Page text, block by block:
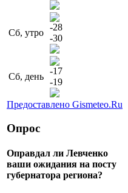
Сб, утро
-28
-30
Сб, день
-17
-19
Предоставлено Gismeteo.Ru
Опрос
Оправдал ли Левченко
ваши ожидания на посту
губернатора региона?